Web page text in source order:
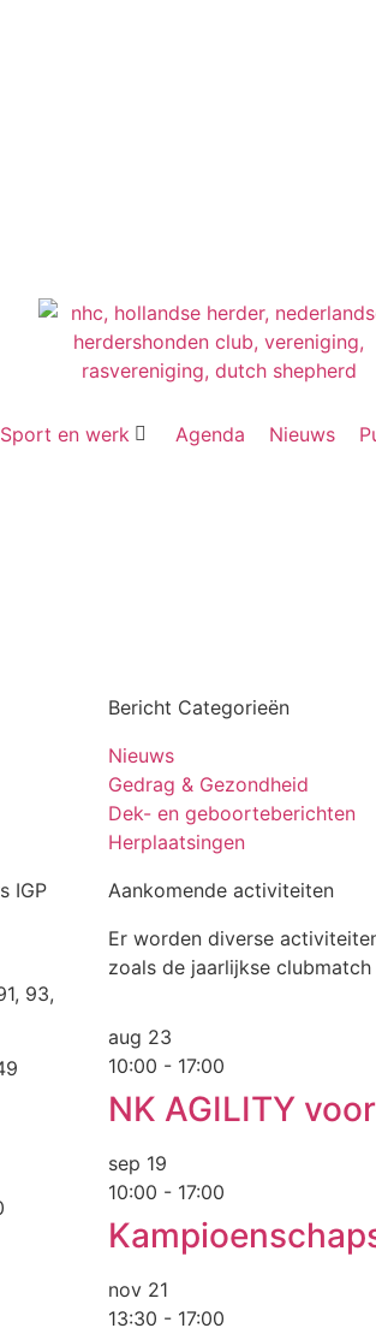
Sport en werk Agenda Nieuws
IGP
93,
Bericht Categorieën
Nieuws
Gedrag & Gezondheid
Dek- en geboorteberichten
Herplaatsingen
Aankomende activiteiten
Er worden diverse
zoals de jaarlijkse
aug 23
10:00 - 17:00
NK AGILITY
sep 19
10:00 - 17:00
nov 21
13:30 - 17:00